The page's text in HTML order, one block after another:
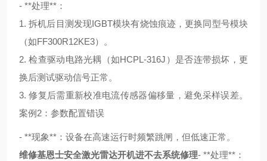
- **处理**：
1. 拆机后目测发现IGBT模块有烧蚀痕迹，更换同型号模块
（如FF300R12KE3）。
2. 检查驱动电路光耦（如HCPL-316J）是否连带损坏，更
换后测试驱动信号正常。
3. 修复后需重新校准电流传感器偏移量，避免采样误差。
案例2：参数配置错误
- **现象**：设备在高速运行时频繁跳闸，但低速正常。
维修基恩士安全激光雷达开机进不去系统修理- **处理**：